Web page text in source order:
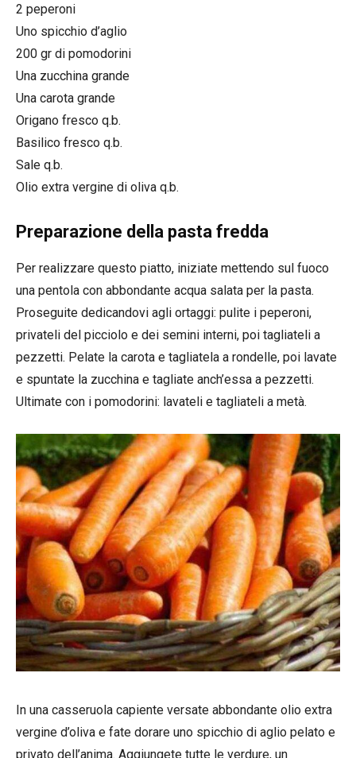
2 peperoni
Uno spicchio d’aglio
200 gr di pomodorini
Una zucchina grande
Una carota grande
Origano fresco q.b.
Basilico fresco q.b.
Sale q.b.
Olio extra vergine di oliva q.b.
Preparazione della pasta fredda
Per realizzare questo piatto, iniziate mettendo sul fuoco
una pentola con abbondante acqua salata per la pasta.
Proseguite dedicandovi agli ortaggi: pulite i peperoni,
privateli del picciolo e dei semini interni, poi tagliateli a
pezzetti. Pelate la carota e tagliatela a rondelle, poi lavate
e spuntate la zucchina e tagliate anch’essa a pezzetti.
Ultimate con i pomodorini: lavateli e tagliateli a metà.
In una casseruola capiente versate abbondante olio extra
vergine d’oliva e fate dorare uno spicchio di aglio pelato e
privato dell’anima. Aggiungete tutte le verdure, un